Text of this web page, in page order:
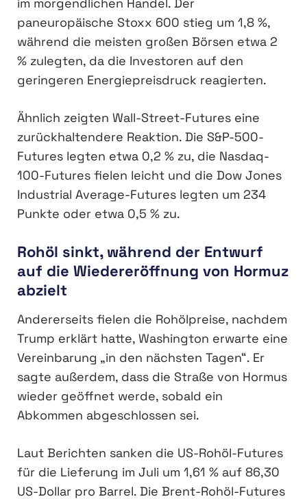
paneuropäische Stoxx 600 stieg um 1,8 %,
während die meisten großen Börsen etwa 2
% zulegten, da die Investoren auf den
geringeren Energiepreisdruck reagierten.
Ähnlich zeigten Wall-Street-Futures eine
zurückhaltendere Reaktion. Die S&P-500-
Futures legten etwa 0,2 % zu, die Nasdaq-
100-Futures fielen leicht und die Dow Jones
Industrial Average-Futures legten um 234
Punkte oder etwa 0,5 % zu.
Rohöl sinkt, während der Entwurf
auf die Wiedereröffnung von Hormuz
abzielt
Andererseits fielen die Rohölpreise, nachdem
Trump erklärt hatte, Washington erwarte eine
Vereinbarung „in den nächsten Tagen“. Er
sagte außerdem, dass die Straße von Hormus
wieder geöffnet werde, sobald ein
Abkommen abgeschlossen sei.
Laut Berichten sanken die US-Rohöl-Futures
für die Lieferung im Juli um 1,61 % auf 86,30
US-Dollar pro Barrel. Die Brent-Rohöl-Futures